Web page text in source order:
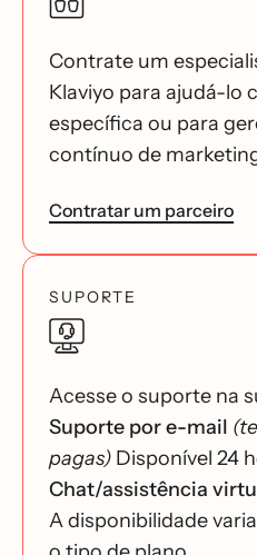
Contrate um
Klaviyo para ajudá-lo
específica ou para
contínuo de
Contratar um parceiro
SUPORTE
Acesse o suporte na
Suporte por e-mail
pagas) Disponível 24
Chat/assistência
A disponibilidade